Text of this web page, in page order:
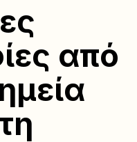
από